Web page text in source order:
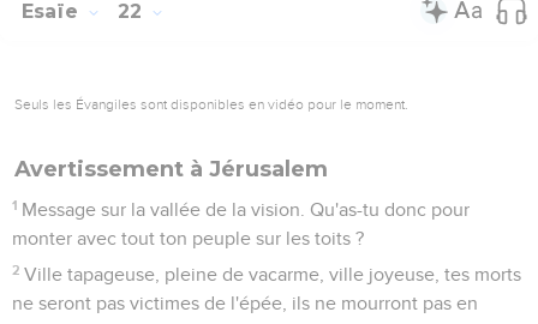
Voici ce que dit le Seigneur, l'Eternel, le maître de
hauteur, on se taille une habitation dans la roche !
17
L'Eternel va te lancer d'un jet vigoureux, t'envelopper
soigneusement
18 et te faire rouler en te lançant comme une balle sur un
vaste territoire. C’est là que tu mourras, là que se